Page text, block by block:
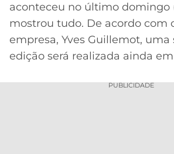
CÓDIGO
DE
INDICAÇÃO
CORINTHIANS
A
LIBERTADORES
MERCADO
DA
BOLA
aconteceu no último domingo
mostrou tudo. De acordo com
empresa, Yves Guillemot, uma
edição será realizada ainda
PUBLICIDADE